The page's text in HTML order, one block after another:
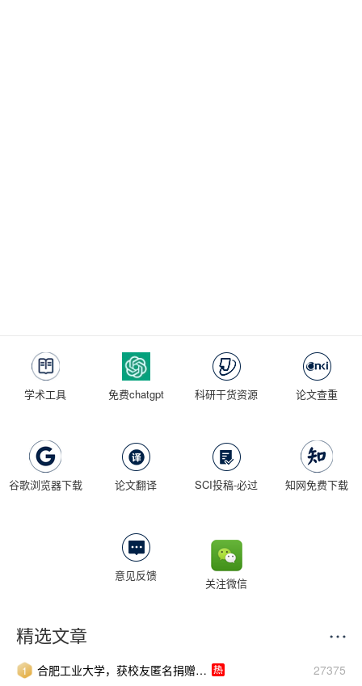
学术工具 免费chatgpt 科研干货资源 论文查重
谷歌浏览器下载 论文翻译 SCI投稿-必过 知网免费下载
意见反馈
关注微信
精选文章
1 合肥工业大学，获校友匿名捐赠500万！ 27375